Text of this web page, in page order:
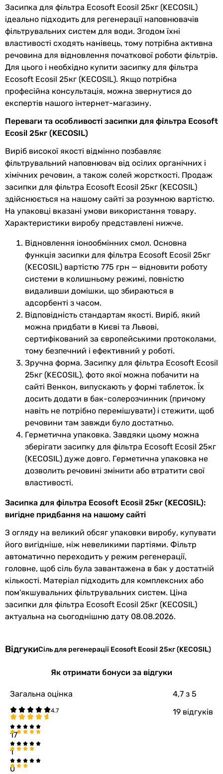
упаковці
Глибина в
упаковці
500 мм
Вага в упаковці 25 кг
Побачили помилку в описі або характеристиках?
Повідомте нам про це!
Повідомити про помилку
Характеристики, комплектація та фотографії Ecosoft Ecosil
25кг (KECOSIL) носять ознайомлювальний характер і можуть
змінюватися виробником без повідомлення. Магазин не
несе відповідальності за зміни, внесені виробником.
Засипка для фільтра Ecosoft Ecosil 25кг (KECOSIL)
ідеально підходить для регенерації наповнювачів
фільтрувальних систем для води. Згодом їхні
властивості сходять нанівець, тому потрібна активна
речовина для відновлення початкової роботи фільтрів.
Для цього і необхідно купити засипку для фільтра
Ecosoft Ecosil 25кг (KECOSIL). Якщо потрібна
професійна консультація, можна звернутися до
експертів нашого інтернет-магазину.
Переваги та особливості засипки для фільтра Ecosoft
Ecosil 25кг (KECOSIL)
Виріб високої якості відмінно позбавляє
фільтрувальний наповнювач від осілих органічних і
хімічних речовин, а також солей жорсткості. Продаж
засипки для фільтра Ecosoft Ecosil 25кг (KECOSIL)
здійснюється на нашому сайті за розумною вартістю.
На упаковці вказані умови використання товару.
Характеристики виробу представлені нижче.
Відновлення іонообмінних смол. Основна
функція засипки для фільтра Ecosoft Ecosil 25кг
(KECOSIL) вартістю 775 грн — відновити роботу
системи в колишньому режимі, повністю
видаливши домішки, що збираються в
адсорбенті з часом.
Відповідність стандартам якості. Виріб, який
можна придбати в Києві та Львові,
сертифікований за європейськими протоколами,
тому безпечний і ефективний у роботі.
Зручна форма. Засипку для фільтра Ecosoft Ecosil
25кг (KECOSIL), фото якої можна побачити на
сайті Венкон, випускають у формі таблеток. Їх
досить додати в бак-солерозчинник (причому
навіть не потрібно перемішувати) і стежити, щоб
речовини там завжди було достатньо.
Герметична упаковка. Завдяки цьому можна
зберігати засипку для фільтра Ecosoft Ecosil 25кг
(KECOSIL) дуже довго. Герметична упаковка не
дозволить речовині змінити або втратити свої
властивості.
Засипка для фільтра Ecosoft Ecosil 25кг (KECOSIL):
вигідне придбання на нашому сайті
З огляду на великий обсяг упаковки виробу, купувати
його вигідніше, ніж невеликими партіями. Фільтр
автоматично переходить у режим регенерації,
головне, щоб сіль була завантажена в бак у достатній
кількості. Матеріал підходить для комплексних або
пом'якшувальних фільтрувальних систем. Ціна
засипки для фільтра Ecosoft Ecosil 25кг (KECOSIL)
актуальна на сьогоднішню дату 08.08.2026.
ВідгукиСіль для регенерації Ecosoft Ecosil 25кг (KECOSIL)
Як отримати бонуси за відгуки
Загальна оцінка 4,7 з 5
19 відгуків
17
1
0